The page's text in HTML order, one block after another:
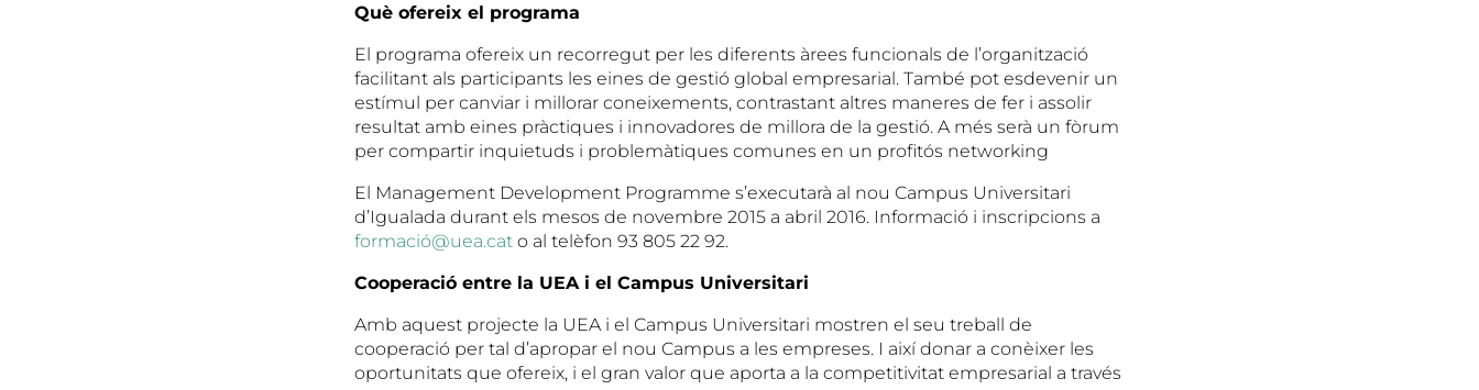
Què ofereix el programa
El programa ofereix un recorregut per les diferents àrees funcionals de l’organització
facilitant als participants les eines de gestió global empresarial. També pot esdevenir un
estímul per canviar i millorar coneixements, contrastant altres maneres de fer i assolir
resultat amb eines pràctiques i innovadores de millora de la gestió. A més serà un fòrum
per compartir inquietuds i problemàtiques comunes en un profitós networking
El Management Development Programme s’executarà al nou Campus Universitari
d’Igualada durant els mesos de novembre 2015 a abril 2016. Informació i inscripcions a
formació@uea.cat o al telèfon 93 805 22 92.
Cooperació entre la UEA i el Campus Universitari
Amb aquest projecte la UEA i el Campus Universitari mostren el seu treball de
cooperació per tal d’apropar el nou Campus a les empreses. I així donar a conèixer les
oportunitats que ofereix, i el gran valor que aporta a la competitivitat empresarial a través